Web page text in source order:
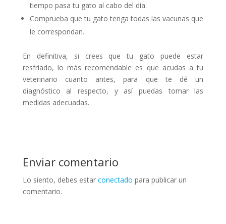
tiempo pasa tu gato al cabo del día.
Comprueba que tu gato tenga todas las vacunas que
le correspondan.
En definitiva, si crees que tu gato puede estar
resfriado, lo más recomendable es que acudas a tu
veterinario cuanto antes, para que te dé un
diagnóstico al respecto, y así puedas tomar las
medidas adecuadas.
Enviar comentario
Lo siento, debes estar conectado para publicar un
comentario.